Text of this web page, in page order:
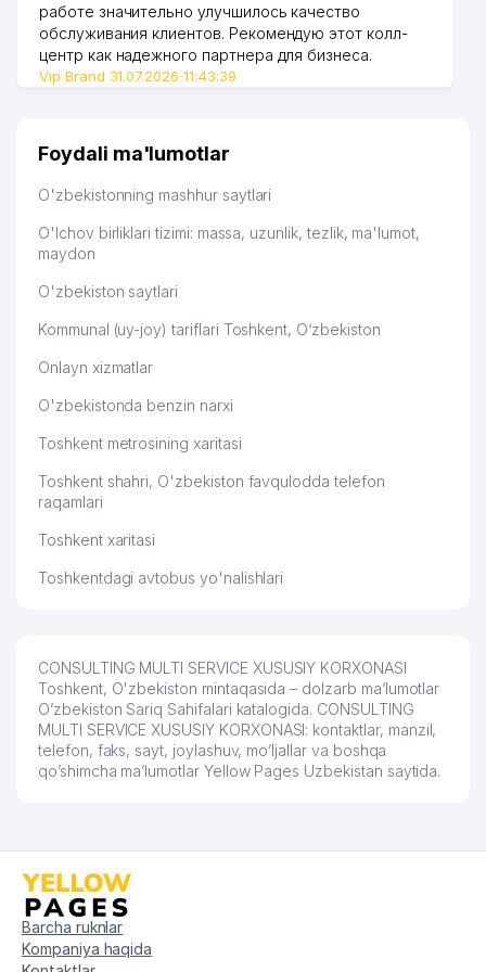
52 HAYOT-NASHR MChJ 685 м
53 ELITE SCHOOL ENTERPRISE MChJ
TRAINING PLUS SUCCESS
56 SARKOR TELEKOM QK MChJ FILIAL 728 м
57
MOLIYA VAZIRLIGI HUZURIDAGI
BELGILASH PALATASI
XASANOVA M. R. YAKKA TARTIBDAGI
QIMMATBAHO METALLAR BO'YICHA
AGENTLIGI KASABA UYUSHMASI
QO'MITASI
61
SABIROVICH YAKKA TARTIBDAGI
63 MAXLAS MChJ 777 м
64
INDUSTRIAL TECHNO CONSULT
MChJ
777 м
TADBIRKOR
67 DZK-SM MChJ
68 SAFAR TRADE BIZNES MChJ
работе значительно улучшилось качество
обслуживания клиентов. Рекомендую этот колл-
центр как надежного партнера для бизнеса.
Vip Brand 31.07.2026 11:43:39
Foydali ma'lumotlar
O'zbekistonning mashhur saytlari
O'lchov birliklari tizimi: massa, uzunlik, tezlik, ma'lumot,
maydon
O'zbekiston saytlari
Kommunal (uy-joy) tariflari Toshkent, O‘zbekiston
Onlayn xizmatlar
O'zbekistonda benzin narxi
Toshkent metrosining xaritasi
Toshkent shahri, O'zbekiston favqulodda telefon
raqamlari
Toshkent xaritasi
Toshkentdagi avtobus yo'nalishlari
CONSULTING MULTI SERVICE XUSUSIY KORXONASI
Toshkent, O'zbekiston mintaqasida – dolzarb ma’lumotlar
O’zbekiston Sariq Sahifalari katalogida. CONSULTING
MULTI SERVICE XUSUSIY KORXONASI: kontaktlar, manzil,
telefon, faks, sayt, joylashuv, mo’ljallar va boshqa
qo’shimcha ma’lumotlar Yellow Pages Uzbekistan saytida.
Barcha ruknlar
Kompaniya haqida